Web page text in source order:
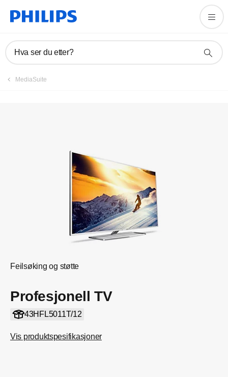
Hva ser du etter?
MediaSuite
Feilsøking og støtte
Profesjonell TV
43HFL5011T/12
Vis produktspesifikasjoner
Registrer produktet